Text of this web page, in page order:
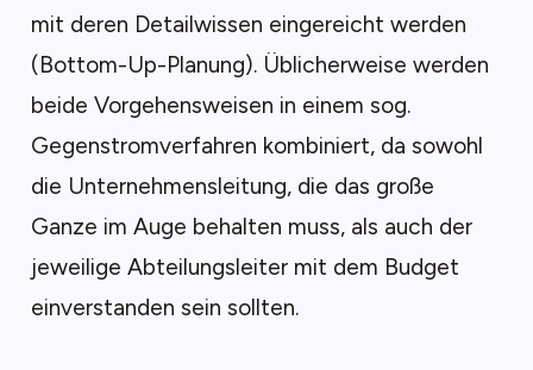
mit deren Detailwissen eingereicht werden
(Bottom-Up-Planung). Üblicherweise werden
beide Vorgehensweisen in einem sog.
Gegenstromverfahren kombiniert, da sowohl
die Unternehmensleitung, die das große
Ganze im Auge behalten muss, als auch der
jeweilige Abteilungsleiter mit dem Budget
einverstanden sein sollten.